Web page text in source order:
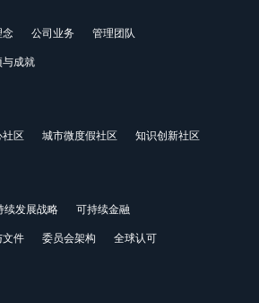
念 公司业务 管理团队
与成就
社区 城市微度假社区 知识创新社区
续发展战略 可持续金融
文件 委员会架构 全球认可